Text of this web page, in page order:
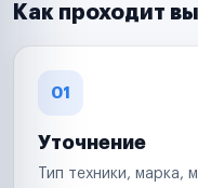
Как проходит
01
Уточнение
Тип техники,